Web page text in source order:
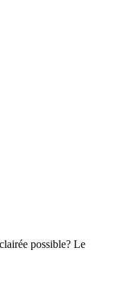
possible? Le